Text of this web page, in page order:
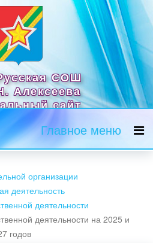
СОШ
Алексеева
сайт
Главное меню
организации
деятельность
деятельности
деятельности на 2025 и
годов